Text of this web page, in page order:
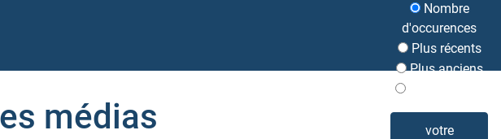
Nombre
d'occurences
Plus récents
Plus anciens
votre
médias